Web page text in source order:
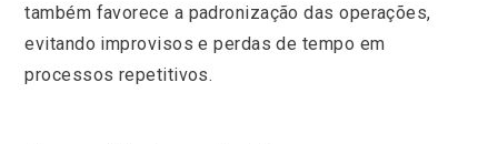
também favorece a padronização das operações,
evitando improvisos e perdas de tempo em
processos repetitivos.